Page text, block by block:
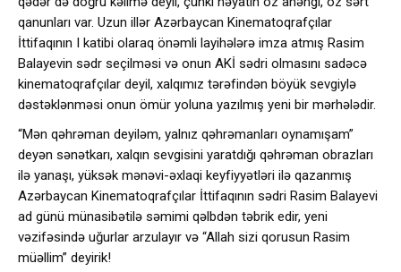
qanunları var. Uzun illər Azərbaycan Kinematoqrafçılar
İttifaqının I katibi olaraq önəmli layihələrə imza atmış Rasim
Balayevin sədr seçilməsi və onun AKİ sədri olmasını sadəcə
kinematoqrafçılar deyil, xalqımız tərəfindən böyük sevgiylə
dəstəklənməsi onun ömür yoluna yazılmış yeni bir mərhələdir.
“Mən qəhrəman deyiləm, yalnız qəhrəmanları oynamışam”
deyən sənətkarı, xalqın sevgisini yaratdığı qəhrəman obrazları
ilə yanaşı, yüksək mənəvi-əxlaqi keyfiyyətləri ilə qazanmış
Azərbaycan Kinematoqrafçılar İttifaqının sədri Rasim Balayevi
ad günü münasibətilə səmimi qəlbdən təbrik edir, yeni
vəzifəsində uğurlar arzulayır və “Allah sizi qorusun Rasim
müəllim” deyirik!